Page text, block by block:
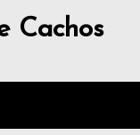
Cachos